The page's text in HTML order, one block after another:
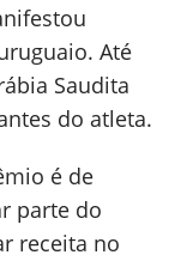
Até
Saudita
do atleta.
é de
parte do
receita no